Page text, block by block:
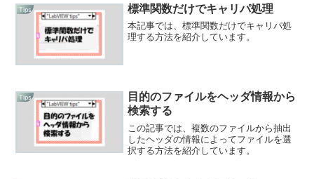
Tips 標準関数だけでキャリパ処理
本記事では、標準関数だけでキャリパ処
理する方法を紹介しています。
Tips
目的のファイルをヘッダ情報から
検索する
この記事では、複数のファイルから抽出
したヘッダの情報によってファイルを選
択する方法を紹介しています。